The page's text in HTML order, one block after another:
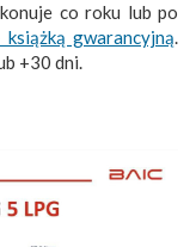
co roku lub po
książką gwarancyjną.
+30 dni.